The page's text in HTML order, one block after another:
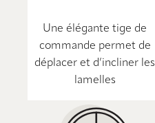
Une élégante tige de
commande permet de
déplacer et d’incliner les
lamelles